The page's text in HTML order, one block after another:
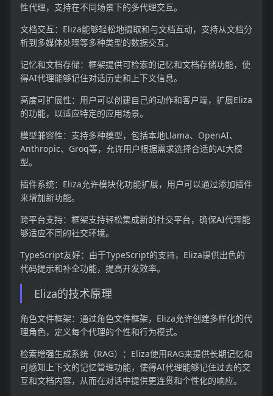
性代理，支持在不同场景下的多代理交互。
文档交互：Eliza能够轻松地摄取和与文档互动，支持从文档分
析到多媒体处理等多种类型的数据交互。
记忆和文档存储：框架提供可检索的记忆和文档存储功能，使
得AI代理能够记住对话历史和上下文信息。
高度可扩展性：用户可以创建自己的动作和客户端，扩展Eliza
的功能，以适应特定的应用场景。
模型兼容性：支持多种模型，包括本地Llama、OpenAI、
Anthropic、Groq等，允许用户根据需求选择合适的AI大模
型。
插件系统：Eliza允许模块化功能扩展，用户可以通过添加插件
来增加新功能。
跨平台支持：框架支持轻松集成新的社交平台，确保AI代理能
够适应不同的社交环境。
TypeScript友好：由于TypeScript的支持，Eliza提供出色的
代码提示和补全功能，提高开发效率。
Eliza的技术原理
角色文件框架：通过角色文件框架，Eliza允许创建多样化的代
理角色，定义每个代理的个性和行为模式。
检索增强生成系统（RAG）：Eliza使用RAG来提供长期记忆和
可感知上下文的记忆管理功能，使得AI代理能够记住过去的交
互和文档内容，从而在对话中提供更连贯和个性化的响应。